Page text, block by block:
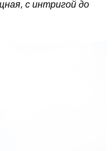
с интригой до